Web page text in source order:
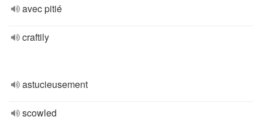
avec pitié
craftily
astucieusement
scowled